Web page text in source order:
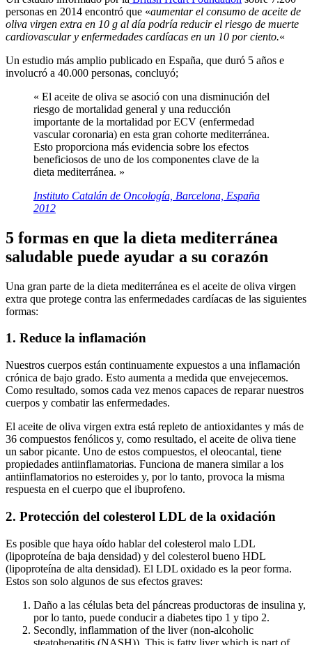
personas en 2014 encontró que «aumentar el consumo de aceite de
oliva virgen extra en 10 g al día podría reducir el riesgo de muerte
cardiovascular y enfermedades cardíacas en un 10 por ciento.«
Un estudio más amplio publicado en España, que duró 5 años e
involucró a 40.000 personas, concluyó;
« El aceite de oliva se asoció con una disminución del
riesgo de mortalidad general y una reducción
importante de la mortalidad por ECV (enfermedad
vascular coronaria) en esta gran cohorte mediterránea.
Esto proporciona más evidencia sobre los efectos
beneficiosos de uno de los componentes clave de la
dieta mediterránea. »
Instituto Catalán de Oncología, Barcelona, España
2012
5 formas en que la dieta mediterránea
saludable puede ayudar a su corazón
Una gran parte de la dieta mediterránea es el aceite de oliva virgen
extra que protege contra las enfermedades cardíacas de las siguientes
formas:
1. Reduce la inflamación
Nuestros cuerpos están continuamente expuestos a una inflamación
crónica de bajo grado. Esto aumenta a medida que envejecemos.
Como resultado, somos cada vez menos capaces de reparar nuestros
cuerpos y combatir las enfermedades.
El aceite de oliva virgen extra está repleto de antioxidantes y más de
36 compuestos fenólicos y, como resultado, el aceite de oliva tiene
un sabor picante. Uno de estos compuestos, el oleocantal, tiene
propiedades antiinflamatorias. Funciona de manera similar a los
antiinflamatorios no esteroides y, por lo tanto, provoca la misma
respuesta en el cuerpo que el ibuprofeno.
2. Protección del colesterol LDL de la oxidación
Es posible que haya oído hablar del colesterol malo LDL
(lipoproteína de baja densidad) y del colesterol bueno HDL
(lipoproteína de alta densidad). El LDL oxidado es la peor forma.
Estos son solo algunos de sus efectos graves:
Daño a las células beta del páncreas productoras de insulina y,
por lo tanto, puede conducir a diabetes tipo 1 y tipo 2.
Secondly, inflammation of the liver (non-alcoholic
steatohepatitis (NASH)). This is fatty liver which is part of